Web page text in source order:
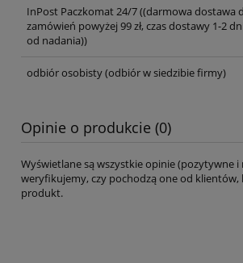
InPost Paczkomat 24/7((darmowa dostawa
zamówień powyżej 99 zł, czas dostawy 1-2 dni
od nadania))
odbiór osobisty(odbiór w siedzibie firmy)
Opinie o produkcie (0)
Wyświetlane są wszystkie opinie (pozytywne i
weryfikujemy, czy pochodzą one od
produkt.